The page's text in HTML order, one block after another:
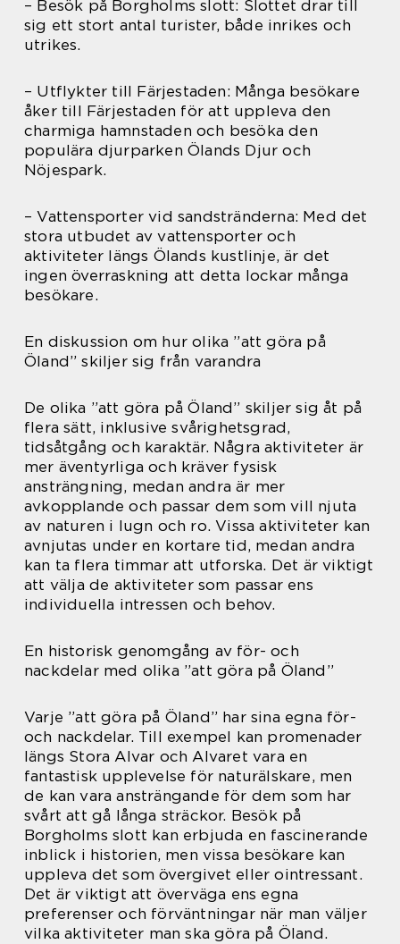
– Besök på Borgholms slott: Slottet drar till
sig ett stort antal turister, både inrikes och
utrikes.
– Utflykter till Färjestaden: Många besökare
åker till Färjestaden för att uppleva den
charmiga hamnstaden och besöka den
populära djurparken Ölands Djur och
Nöjespark.
– Vattensporter vid sandstränderna: Med det
stora utbudet av vattensporter och
aktiviteter längs Ölands kustlinje, är det
ingen överraskning att detta lockar många
besökare.
En diskussion om hur olika ”att göra på
Öland” skiljer sig från varandra
De olika ”att göra på Öland” skiljer sig åt på
flera sätt, inklusive svårighetsgrad,
tidsåtgång och karaktär. Några aktiviteter är
mer äventyrliga och kräver fysisk
ansträngning, medan andra är mer
avkopplande och passar dem som vill njuta
av naturen i lugn och ro. Vissa aktiviteter kan
avnjutas under en kortare tid, medan andra
kan ta flera timmar att utforska. Det är viktigt
att välja de aktiviteter som passar ens
individuella intressen och behov.
En historisk genomgång av för- och
nackdelar med olika ”att göra på Öland”
Varje ”att göra på Öland” har sina egna för-
och nackdelar. Till exempel kan promenader
längs Stora Alvar och Alvaret vara en
fantastisk upplevelse för naturälskare, men
de kan vara ansträngande för dem som har
svårt att gå långa sträckor. Besök på
Borgholms slott kan erbjuda en fascinerande
inblick i historien, men vissa besökare kan
uppleva det som övergivet eller ointressant.
Det är viktigt att överväga ens egna
preferenser och förväntningar när man väljer
vilka aktiviteter man ska göra på Öland.